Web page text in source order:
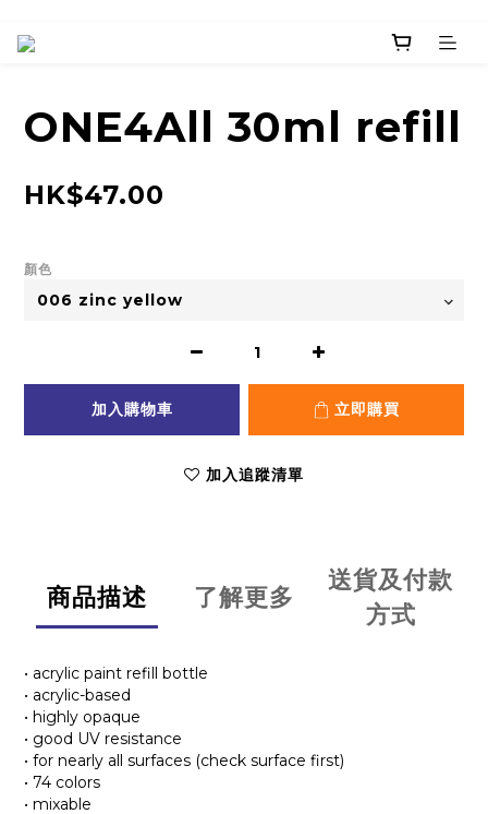
ONE4All 30ml refill
HK$47.00
顏色
加入購物車 立即購買
加入追蹤清單
商品描述 了解更多
送貨及付款
方式
• acrylic paint refill bottle
• acrylic-based
• highly opaque
• good UV resistance
• for nearly all surfaces (check surface first)
• 74 colors
• mixable